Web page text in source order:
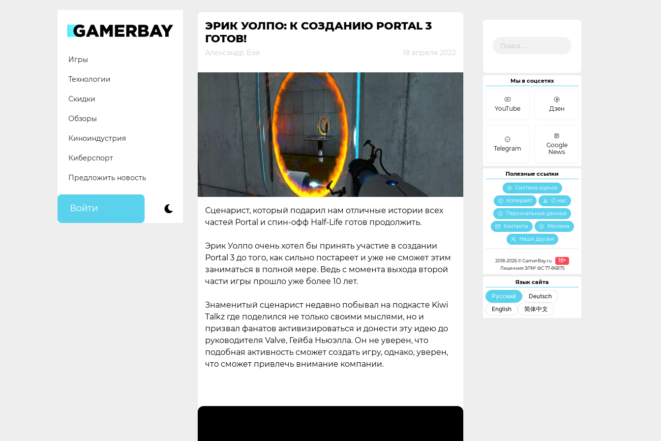
Игры
Технологии
Скидки
Обзоры
Киноиндустрия
Киберспорт
Предложить новость
Войти
ЭРИК УОЛПО: К СОЗДАНИЮ PORTAL 3
ГОТОВ!
Александр Бэй 18 апреля 2022
Сценарист, который подарил нам отличные истории всех
частей Portal и спин-офф Half-Life готов продолжить.
Эрик Уолпо очень хотел бы принять участие в создании
Portal 3 до того, как сильно постареет и уже не сможет этим
заниматься в полной мере. Ведь с момента выхода второй
части игры прошло уже более 10 лет.
Знаменитый сценарист недавно побывал на подкасте Kiwi
Talkz где поделился не только своими мыслями, но и
призвал фанатов активизироваться и донести эту идею до
руководителя Valve, Гейба Ньюэлла. Он не уверен, что
подобная активность сможет создать игру, однако, уверен,
что сможет привлечь внимание компании.
Мы в соцсетях
YouTube Дзен
Telegram
Google
News
Полезные ссылки
Система оценок
Копирайт
О нас
Персональные данные
Контакты
Реклама
Наши друзья
2018-2026 © GamerBay.ru 18+
Лицензия ЭЛ№ ФС 77-86875
Язык сайта
Русский
Deutsch
English
简体中文